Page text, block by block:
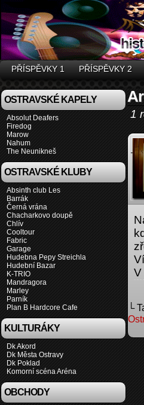
PŘÍSPĚVKY 1 PŘÍSPĚVKY 2
OSTRAVSKÉ KAPELY
Absolut Deafers
Firedog
Marow
Nahum
The Neunikneš
OSTRAVSKÉ KLUBY
Absinth club Les
Barrák
Černá vrána
Chacharkovo doupě
Chlív
Cooltour
Fabric
Garage
Hudebna Pepy Streichla
Hudební Bazar
K-TRIO
Mandragora
Marley
Parník
Plan B Hardcore Cafe
KULTURÁKY
Dk Akord
Dk Města Ostravy
Dk Poklad
Komorní scéna Aréna
OBCHODY
1
V
└